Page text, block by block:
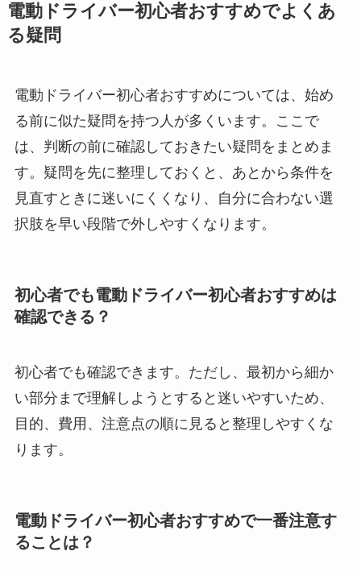
電動ドライバー初心者おすすめでよくあ
る疑問
電動ドライバー初心者おすすめについては、始め
る前に似た疑問を持つ人が多くいます。ここで
は、判断の前に確認しておきたい疑問をまとめま
す。疑問を先に整理しておくと、あとから条件を
見直すときに迷いにくくなり、自分に合わない選
択肢を早い段階で外しやすくなります。
初心者でも電動ドライバー初心者おすすめは
確認できる？
初心者でも確認できます。ただし、最初から細か
い部分まで理解しようとすると迷いやすいため、
目的、費用、注意点の順に見ると整理しやすくな
ります。
電動ドライバー初心者おすすめで一番注意す
ることは？